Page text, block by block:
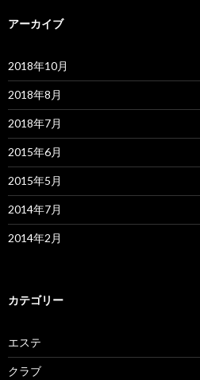
アーカイブ
2018年10月
2018年8月
2018年7月
2015年6月
2015年5月
2014年7月
2014年2月
カテゴリー
エステ
クラブ